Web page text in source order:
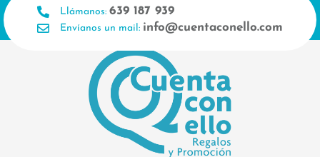
Ir
al
contenido
Llámanos: 639 187 939
Envíanos un mail: info@cuentaconello.com